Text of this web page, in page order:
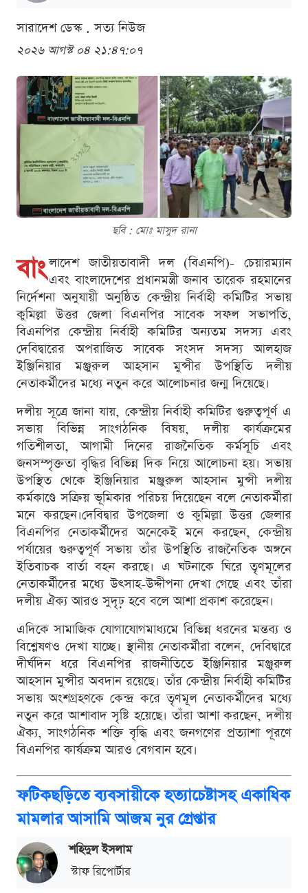
সারাদেশ ডেস্ক . সত্য নিউজ
২০২৬ আগস্ট ০৪ ২১:৪৭:০৭
ছবি : মোঃ মাসুদ রানা
বাং লাদেশ জাতীয়তাবাদী দল (বিএনপি)- চেয়ারম্যান
এবং বাংলাদেশের প্রধানমন্ত্রী জনাব তারেক রহমানের
নির্দেশনা অনুযায়ী অনুষ্ঠিত কেন্দ্রীয় নির্বাহী কমিটির সভায়
কুমিল্লা উত্তর জেলা বিএনপির সাবেক সফল সভাপতি,
বিএনপির কেন্দ্রীয় নির্বাহী কমিটির অন্যতম সদস্য এবং
দেবিদ্বারের অপরাজিত সাবেক সংসদ সদস্য আলহাজ
ইঞ্জিনিয়ার মঞ্জুরুল আহসান মুন্সীর উপস্থিতি দলীয়
নেতাকর্মীদের মধ্যে নতুন করে আলোচনার জন্ম দিয়েছে।
দলীয় সূত্রে জানা যায়, কেন্দ্রীয় নির্বাহী কমিটির গুরুত্বপূর্ণ এ
সভায় বিভিন্ন সাংগঠনিক বিষয়, দলীয় কার্যক্রমের
গতিশীলতা, আগামী দিনের রাজনৈতিক কর্মসূচি এবং
জনসম্পৃক্ততা বৃদ্ধির বিভিন্ন দিক নিয়ে আলোচনা হয়। সভায়
উপস্থিত থেকে ইঞ্জিনিয়ার মঞ্জুরুল আহসান মুন্সী দলীয়
কর্মকাণ্ডে সক্রিয় ভূমিকার পরিচয় দিয়েছেন বলে নেতাকর্মীরা
মনে করছেন।দেবিদ্বার উপজেলা ও কুমিল্লা উত্তর জেলার
বিএনপির নেতাকর্মীদের অনেকেই মনে করছেন, কেন্দ্রীয়
পর্যায়ের গুরুত্বপূর্ণ সভায় তাঁর উপস্থিতি রাজনৈতিক অঙ্গনে
ইতিবাচক বার্তা বহন করছে। এ ঘটনাকে ঘিরে তৃণমূলের
নেতাকর্মীদের মধ্যে উৎসাহ-উদ্দীপনা দেখা গেছে এবং তাঁরা
দলীয় ঐক্য আরও সুদৃঢ় হবে বলে আশা প্রকাশ করেছেন।
এদিকে সামাজিক যোগাযোগমাধ্যমে বিভিন্ন ধরনের মন্তব্য ও
বিশ্লেষণও দেখা যাচ্ছে। স্থানীয় নেতাকর্মীরা বলেন, দেবিদ্বারে
দীর্ঘদিন ধরে বিএনপির রাজনীতিতে ইঞ্জিনিয়ার মঞ্জুরুল
আহসান মুন্সীর অবদান রয়েছে। তাঁর কেন্দ্রীয় নির্বাহী কমিটির
সভায় অংশগ্রহণকে কেন্দ্র করে তৃণমূল নেতাকর্মীদের মধ্যে
নতুন করে আশাবাদ সৃষ্টি হয়েছে। তাঁরা আশা করছেন, দলীয়
ঐক্য, সাংগঠনিক শক্তি বৃদ্ধি এবং জনগণের প্রত্যাশা পূরণে
বিএনপির কার্যক্রম আরও বেগবান হবে।
ফটিকছড়িতে ব্যবসায়ীকে হত্যাচেষ্টাসহ একাধিক
মামলার আসামি আজম নুর গ্রেপ্তার
শ‌হিদুল ইসলাম
স্টাফ রিপোর্টার